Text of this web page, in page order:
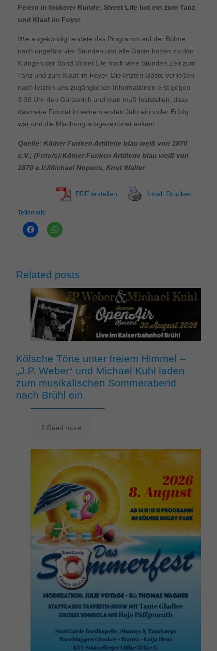
Feiern in lockerer Runde: Street Life lud ein zum Tanz
und Klaaf im Foyer
Wie angekündigt endete das Programm auf der Bühne
nach ungefähr vier Stunden und alle Gäste hatten zu den
Klängen der Band Street Life noch viele Stunden Zeit zum
Tanz und zum Klaaf im Foyer. Die letzten Gäste verließen
nach letzten uns zugänglichen Informationen erst gegen
3.30 Uhr den Gürzenich und man muß feststellen, dass
das neue Format in seinem ersten Jahr ein voller Erfolg
war und die Mischung ausgezeichnet ankam.
Quelle: Kölner Funken Artillerie blau weiß von 1870
e.V.; (Foto/s):Kölner Funken Artillerie blau weiß von
1870 e.V./Michael Nopens, Knut Walter
PDF erstellen Inhalt Drucken
Teilen mit:
Related posts
Kölsche Töne unter freiem Himmel –
„J.P. Weber“ und Michael Kuhl laden
zum musikalischen Sommerabend
nach Brühl ein
Read more